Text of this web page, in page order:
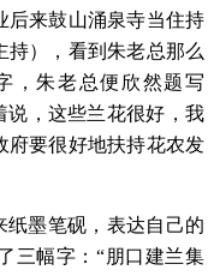
后来鼓山涌泉寺当住持
持），看到朱老总那么
，朱老总便欣然题写
说，这些兰花很好，我
府要很好地扶持花农发
纸墨笔砚，表达自己的
三幅字：“朋口建兰集